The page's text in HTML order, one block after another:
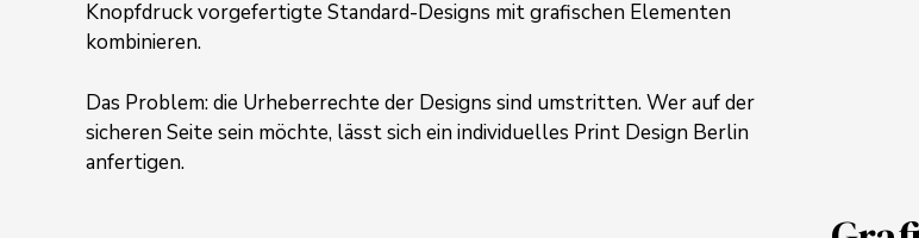
Knopfdruck vorgefertigte Standard-Designs mit grafischen Elementen
kombinieren.
Das Problem: die Urheberrechte der Designs sind umstritten. Wer auf der
sicheren Seite sein möchte, lässt sich ein individuelles Print Design Berlin
anfertigen.